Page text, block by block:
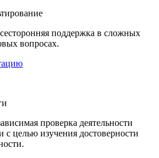
поддержка в сложных
вопросах.
проверка деятельности
с целью изучения достоверности